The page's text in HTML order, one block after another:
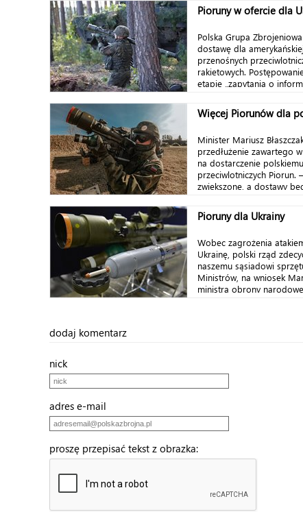
Pioruny w ofercie dla
Polska Grupa
dostawę dla
przenośnych
rakietowych.
etapie „zapytania o
Więcej Piorunów dla
Minister Mariusz
przedłużenie zawartego
na dostarczenie
przeciwlotniczych Piorun.
zwiększone, a dostawy
Pioruny dla Ukrainy
Wobec zagrożenia
Ukrainę, polski rząd
naszemu sąsiadowi
Ministrów, na wniosek
ministra obrony
dodaj komentarz
nick
adres e-mail
proszę przepisać tekst z obrazka: